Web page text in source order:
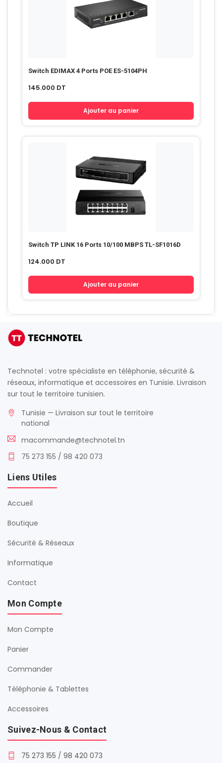
Switch EDIMAX 4 Ports POE ES-5104PH
145.000 DT
Ajouter au panier
Switch TP LINK 16 Ports 10/100 MBPS TL-SF1016D
124.000 DT
Ajouter au panier
Technotel : votre spécialiste en téléphonie, sécurité &
réseaux, informatique et accessoires en Tunisie. Livraison
sur tout le territoire tunisien.
Tunisie — Livraison sur tout le territoire
national
macommande@technotel.tn
75 273 155 / 98 420 073
Liens Utiles
Accueil
Boutique
Sécurité & Réseaux
Informatique
Contact
Mon Compte
Mon Compte
Panier
Commander
Téléphonie & Tablettes
Accessoires
Suivez-Nous & Contact
75 273 155 / 98 420 073